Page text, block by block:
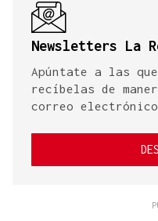
Newsletters La
Apúntate a las
recíbelas de
correo electrónico